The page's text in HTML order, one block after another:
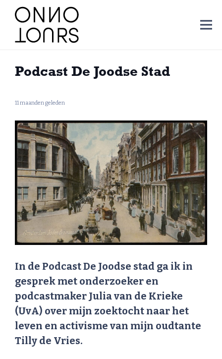
Podcast De Joodse Stad
11 maanden geleden
In de Podcast De Joodse stad ga ik in
gesprek met onderzoeker en
podcastmaker Julia van de Krieke
(UvA) over mijn zoektocht naar het
leven en activisme van mijn oudtante
Tilly de Vries.